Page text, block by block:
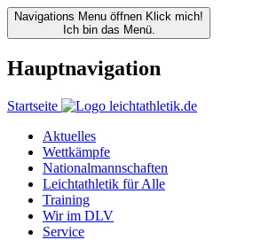
Navigations Menu öffnen Klick mich!
Ich bin das Menü.
Hauptnavigation
Startseite
Aktuelles
Wettkämpfe
Nationalmannschaften
Leichtathletik für Alle
Training
Wir im DLV
Service